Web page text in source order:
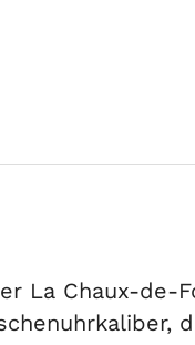
La Chaux-de-